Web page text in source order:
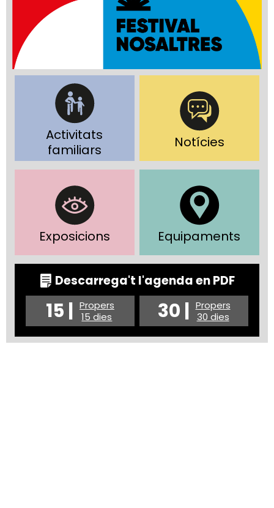
Activitats
familiars
Notícies
Exposicions Equipaments
Descarrega't l'agenda en PDF
15 | Propers
15 dies
30 | Propers
30 dies